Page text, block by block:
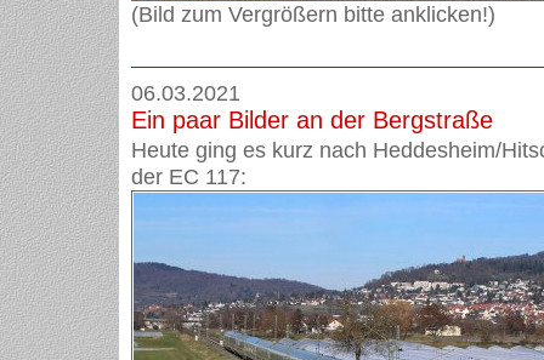
(Bild zum Vergrößern bitte anklicken!)
06.03.2021
Ein paar Bilder an der Bergstraße
Heute ging es kurz nach Heddesheim/
der EC 117: